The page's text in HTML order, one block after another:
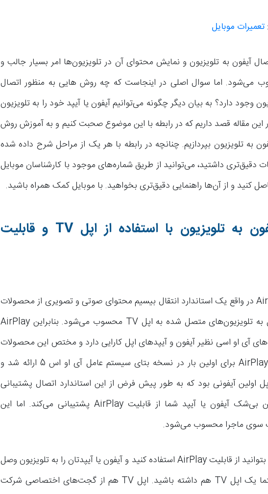
تعمیرات موبایل
آیفون به تلویزیون و نمایش محتوای آن در تلویزیون‌ها امر بسیار جالب و
می‌شود. اما سوال اصلی در اینجاست که چه روش هایی به منظور اتصال
وجود دارد؟ به بیان دیگر چگونه می‌توانیم آیفون یا آیپد خود را به تلویزیون
این مقاله قصد داریم که در رابطه با این موضوع صحبت کنیم و به آموزش روش
به تلویزیون بپردازیم. چنانچه در رابطه با هر یک از مراحل شرح داده شده
دقیق‌تری داشتید، می‌توانید از طریق شماره‌های موجود با کارشناسان موبایل
کنید و از آن‌ها راهنمایی دقیق‌تری بخواهید. با موبایل کمک همراه باشید.
به تلویزیون با استفاده از اپلTV و قابلیت
ایرپلی یا AirPlay در واقع یک استاندارد انتقال بیسیم محتوای صوتی و تصویری از محصولات
آی او اسی اپل به تلویزیون‌های متصل شده به اپل TV محسوب می‌شود. بنابراین AirPlay
آی او اسی نظیر آیفون و آیپدهای اپل کارایی دارد و مختص این محصولات
است. قابلیت AirPlay برای اولین بار در نسخه بتای سیستم عامل آی او اس 5 ارائه شد و
4 اس اپل اولین آیفونی بود که به طور پیش فرض از این استاندارد اتصال پشتیبانی
می‌کرد. بنابراین بی‌شک آیفون یا آیپد شما از قابلیت AirPlay پشتیبانی می‌کند. اما این
سوی ماجرا محسوب می‌شود.
شما برای اینکه بتوانید از قابلیت AirPlay استفاده کنید و آیفون یا آیپدتان را به تلویزیون وصل
نمایید باید حتما یک اپل TV هم داشته باشید. اپل TV هم از گجت‌های اختصاصی شرکت